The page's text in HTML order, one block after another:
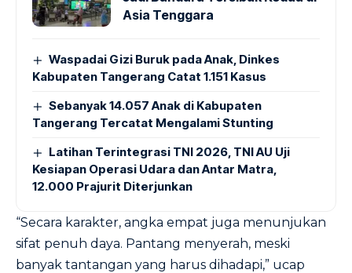
Asia Tenggara
Waspadai Gizi Buruk pada Anak, Dinkes
Kabupaten Tangerang Catat 1.151 Kasus
Sebanyak 14.057 Anak di Kabupaten
Tangerang Tercatat Mengalami Stunting
Latihan Terintegrasi TNI 2026, TNI AU Uji
Kesiapan Operasi Udara dan Antar Matra,
12.000 Prajurit Diterjunkan
“Secara karakter, angka empat juga menunjukan
sifat penuh daya. Pantang menyerah, meski
banyak tantangan yang harus dihadapi,” ucap